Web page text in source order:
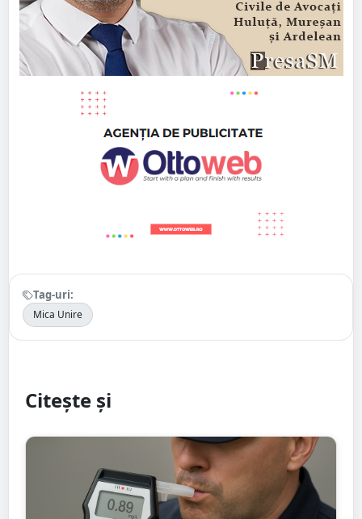
Tag-uri:
Mica Unire
Citește și